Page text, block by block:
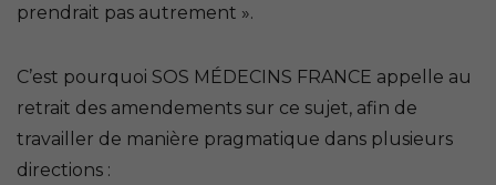
prendrait pas autrement ».
C’est pourquoi SOS MÉDECINS FRANCE appelle au
retrait des amendements sur ce sujet, afin de
travailler de manière pragmatique dans plusieurs
directions :